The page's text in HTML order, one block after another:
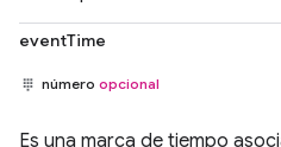
eventTime
número opcional
Es una marca de tiempo